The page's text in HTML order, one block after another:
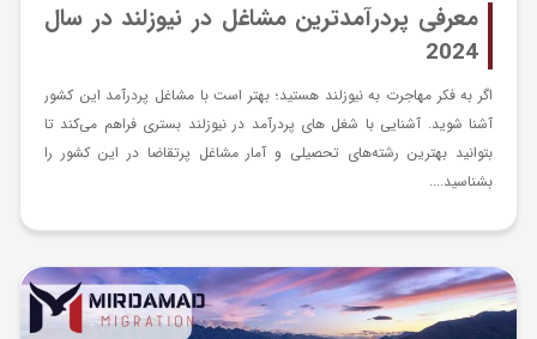
معرفی پردرآمدترین مشاغل در نیوزلند در سال
2024
اگر به فکر مهاجرت به نیوزلند هستید؛ بهتر است با مشاغل پردرآمد این کشور
آشنا شوید. آشنایی با شغل های پردرآمد در نیوزلند بستری فراهم می‌کند تا
بتوانید بهترین رشته‌های تحصیلی و آمار مشاغل پرتقاضا در این کشور را
بشناسید....